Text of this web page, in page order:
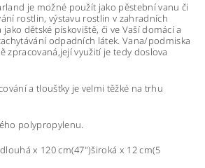
je možné použít jako pěstební vanu či
rostlin, výstavu rostlin v zahradních
dětské pískoviště, či ve Vaší domácí a
odpadních látek. Vana/podmiska
zpracovaná,její využití je tedy doslova
a tloušťky je velmi těžké na trhu
polypropylenu.
x 120 cm(47")široká x 12 cm(5